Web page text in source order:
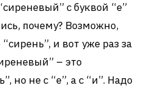
с буквой “е”
почему? Возможно,
и вот уже раз за
– это
но не с “е”, а с “и”. Надо